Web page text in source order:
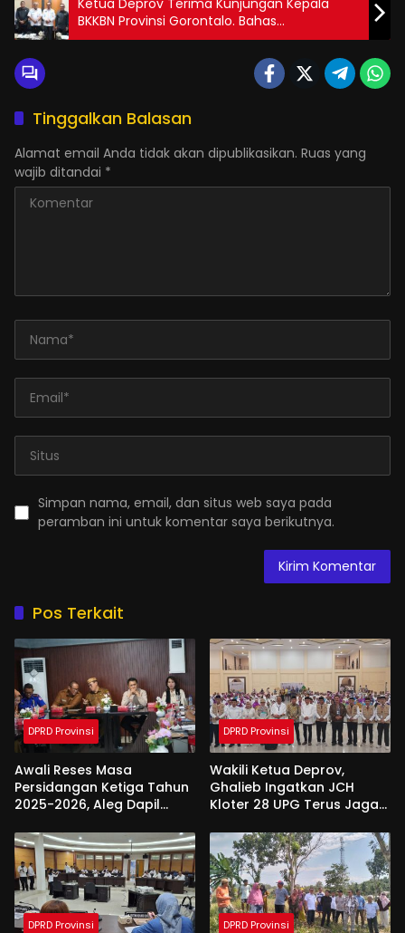
Ketua Deprov Terima Kunjungan Kepala
BKKBN Provinsi Gorontalo. Bahas
Pengintegrasian Indikator PJPK
Tinggalkan Balasan
Alamat email Anda tidak akan dipublikasikan. Ruas yang
wajib ditandai *
Simpan nama, email, dan situs web saya pada
peramban ini untuk komentar saya berikutnya.
Pos Terkait
DPRD Provinsi
Awali Reses Masa
Persidangan Ketiga Tahun
2025-2026, Aleg Dapil
Apresiasi Dari Pemda
DPRD Provinsi
Wakili Ketua Deprov,
Ghalieb Ingatkan JCH
Kloter 28 UPG Terus Jaga
Tanah Suci
DPRD Provinsi DPRD Provinsi